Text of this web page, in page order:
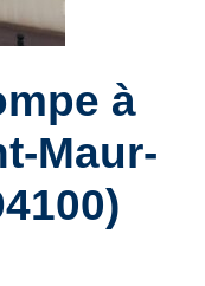
à
Maur-